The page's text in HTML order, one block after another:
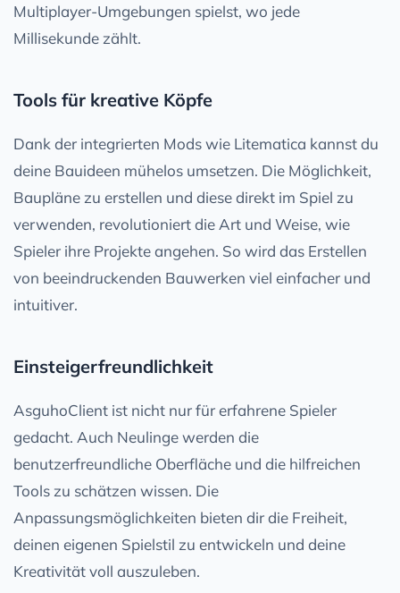
Multiplayer-Umgebungen spielst, wo jede
Millisekunde zählt.
Tools für kreative Köpfe
Dank der integrierten Mods wie Litematica kannst du
deine Bauideen mühelos umsetzen. Die Möglichkeit,
Baupläne zu erstellen und diese direkt im Spiel zu
verwenden, revolutioniert die Art und Weise, wie
Spieler ihre Projekte angehen. So wird das Erstellen
von beeindruckenden Bauwerken viel einfacher und
intuitiver.
Einsteigerfreundlichkeit
AsguhoClient ist nicht nur für erfahrene Spieler
gedacht. Auch Neulinge werden die
benutzerfreundliche Oberfläche und die hilfreichen
Tools zu schätzen wissen. Die
Anpassungsmöglichkeiten bieten dir die Freiheit,
deinen eigenen Spielstil zu entwickeln und deine
Kreativität voll auszuleben.